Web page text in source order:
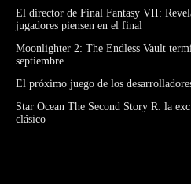
El director de Final Fantasy VII:
jugadores piensen en el final
Moonlighter 2: The Endless Vault
septiembre
El próximo juego de los
Star Ocean The Second Story R: la
clásico